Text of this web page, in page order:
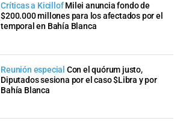
Críticas a Kicillof Milei anuncia fondo de
$200.000 millones para los afectados por el
temporal en Bahía Blanca
Reunión especial Con el quórum justo,
Diputados sesiona por el caso $Libra y por
Bahía Blanca